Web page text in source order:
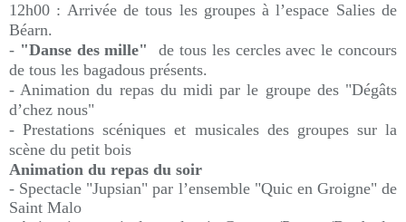
12h00 : Arrivée de tous les groupes à l’espace Salies de
Béarn.
- "Danse des mille"
de tous les cercles avec le concours
de tous les bagadous présents.
- Animation du repas du midi par le groupe des "Dégâts
d’chez nous"
- Prestations scéniques et musicales des groupes sur la
scène du petit bois
Animation du repas du soir
- Spectacle "Jupsian" par l’ensemble "Quic en Groigne" de
Saint Malo